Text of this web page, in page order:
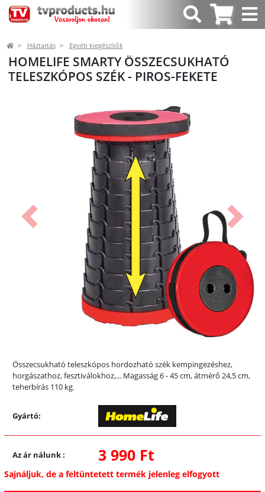
Háztartás Egyéb kiegészítők
HOMELIFE SMARTY ÖSSZECSUKHATÓ
TELESZKÓPOS SZÉK - PIROS-FEKETE
Előző
Összecsukható teleszkópos hordozható szék kempingezéshez,
horgászathoz, fesztiválokhoz,... Magasság 6 - 45 cm, átmérő 24,5 cm,
teherbírás 110 kg.
Gyártó:
Az ár nálunk: 3 990 Ft
Sajnáljuk, de a feltüntetett termék jelenleg elfogyott